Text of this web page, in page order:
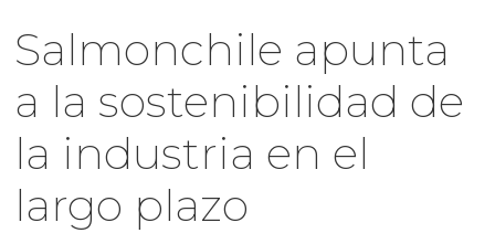
Salmonchile apunta
a la sostenibilidad de
la industria en el
largo plazo